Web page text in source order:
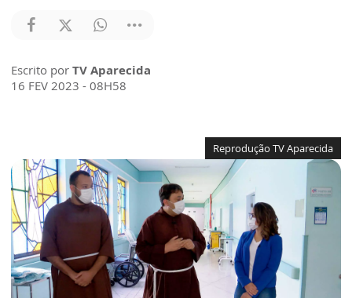
Escrito por TV Aparecida
16 FEV 2023 - 08H58
Reprodução TV Aparecida